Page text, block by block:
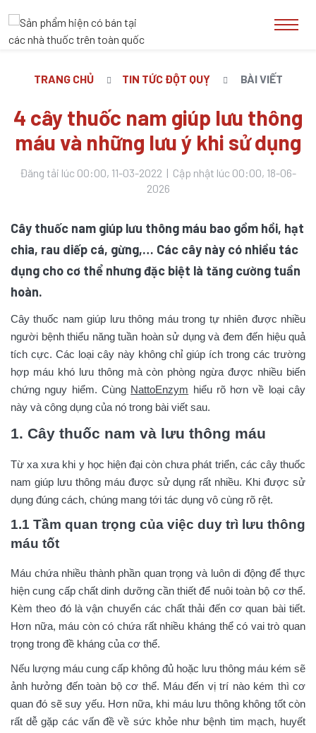
TRANG CHỦ TIN TỨC ĐỘT QUỴ BÀI VIẾT
4 cây thuốc nam giúp lưu thông
máu và những lưu ý khi sử dụng
Đăng tải lúc 00:00, 11-03-2022 | Cập nhật lúc 00:00, 18-06-
2026
Cây thuốc nam giúp lưu thông máu bao gồm hồi, hạt
chia, rau diếp cá, gừng,… Các cây này có nhiều tác
dụng cho cơ thể nhưng đặc biệt là tăng cường tuần
hoàn.
Cây thuốc nam giúp lưu thông máu trong tự nhiên được nhiều
người bệnh thiểu năng tuần hoàn sử dụng và đem đến hiệu quả
tích cực. Các loại cây này không chỉ giúp ích trong các trường
hợp máu khó lưu thông mà còn phòng ngừa được nhiều biến
chứng nguy hiểm. Cùng NattoEnzym hiểu rõ hơn về loại cây
này và công dụng của nó trong bài viết sau.
1. Cây thuốc nam và lưu thông máu
Từ xa xưa khi y học hiện đại còn chưa phát triển, các cây thuốc
nam giúp lưu thông máu được sử dụng rất nhiều. Khi được sử
dụng đúng cách, chúng mang tới tác dụng vô cùng rõ rệt.
1.1 Tầm quan trọng của việc duy trì lưu thông
máu tốt
Máu chứa nhiều thành phần quan trọng và luôn di động để thực
hiện cung cấp chất dinh dưỡng cần thiết để nuôi toàn bộ cơ thể.
Kèm theo đó là vận chuyển các chất thải đến cơ quan bài tiết.
Hơn nữa, máu còn có chứa rất nhiều kháng thể có vai trò quan
trọng trong đề kháng của cơ thể.
Nếu lượng máu cung cấp không đủ hoặc lưu thông máu kém sẽ
ảnh hưởng đến toàn bộ cơ thể. Máu đến vị trí nào kém thì cơ
quan đó sẽ suy yếu. Hơn nữa, khi máu lưu thông không tốt còn
rất dễ gặp các vấn đề về sức khỏe như bệnh tim mạch, huyết